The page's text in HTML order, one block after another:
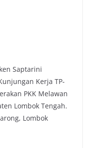
Saptarini
Kerja TP-
PKK Melawan
Lombok Tengah.
Lombok